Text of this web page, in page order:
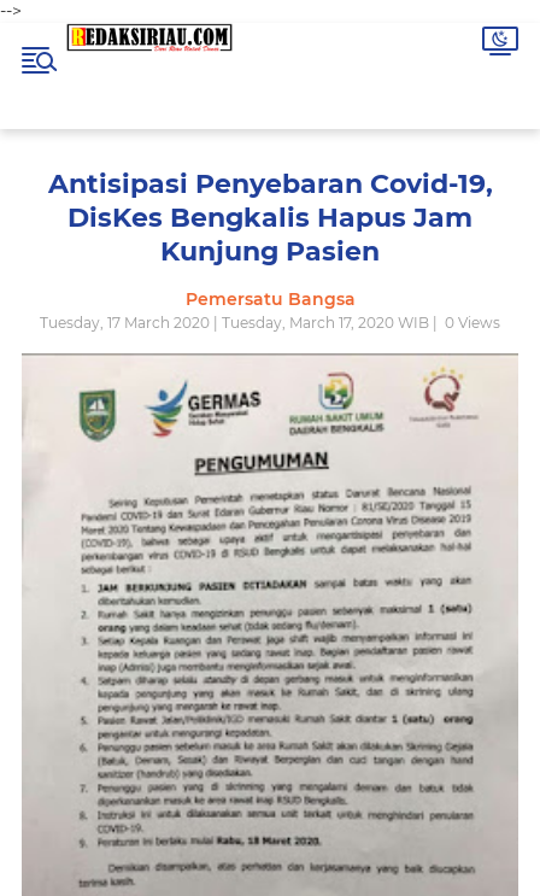
-->
Antisipasi Penyebaran Covid-19,
DisKes Bengkalis Hapus Jam
Kunjung Pasien
Pemersatu Bangsa
Tuesday, 17 March 2020 | Tuesday, March 17, 2020 WIB | 0 Views